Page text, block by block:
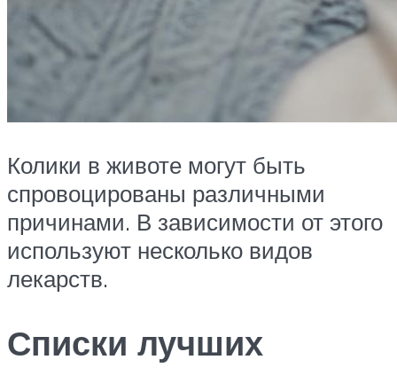
Колики в животе могут быть
спровоцированы различными
причинами. В зависимости от этого
используют несколько видов
лекарств.
Списки лучших